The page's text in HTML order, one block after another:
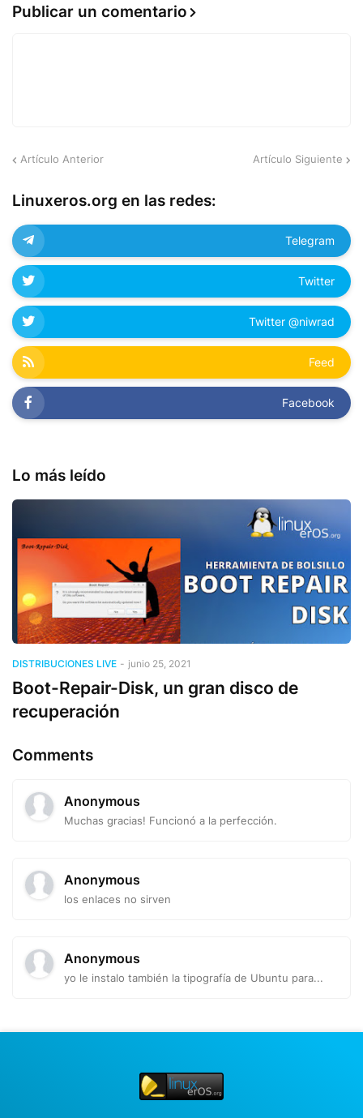
Publicar un comentario
Artículo Anterior Artículo Siguiente
Linuxeros.org en las redes:
Telegram
Twitter
Twitter @niwrad
Feed
Facebook
Lo más leído
DISTRIBUCIONES LIVE - junio 25, 2021
Boot-Repair-Disk, un gran disco de
recuperación
Comments
Anonymous
Muchas gracias! Funcionó a la perfección.
Anonymous
los enlaces no sirven
Anonymous
yo le instalo también la tipografía de Ubuntu para...